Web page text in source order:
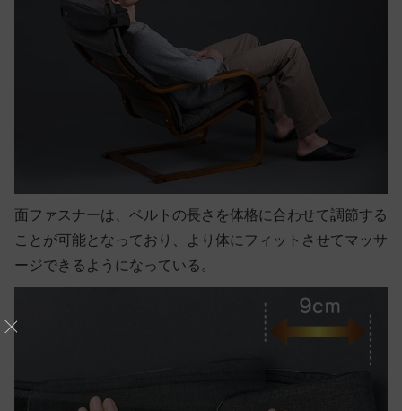
面ファスナーは、ベルトの長さを体格に合わせて調節する
ことが可能となっており、より体にフィットさせてマッサ
ージできるようになっている。